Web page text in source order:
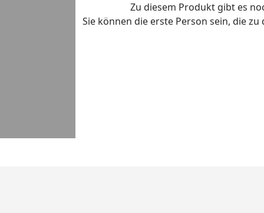
Zu diesem Produkt gibt es
Sie können die erste Person sein, die